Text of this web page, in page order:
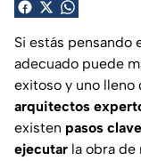
Si estás pensando
adecuado puede
exitoso y uno lleno
arquitectos
existen pasos
ejecutar la obra de